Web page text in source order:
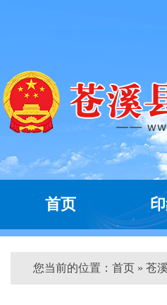
首页
您当前的位置： 首页 » 苍